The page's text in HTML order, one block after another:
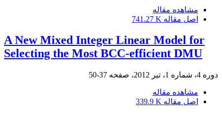
مشاهده مقاله
اصل مقاله 741.27 K
A New Mixed Integer Linear Model for
Selecting the Most BCC-efficient DMU
دوره 4، شماره 1، تیر 2012، صفحه 37-50
مشاهده مقاله
اصل مقاله 339.9 K